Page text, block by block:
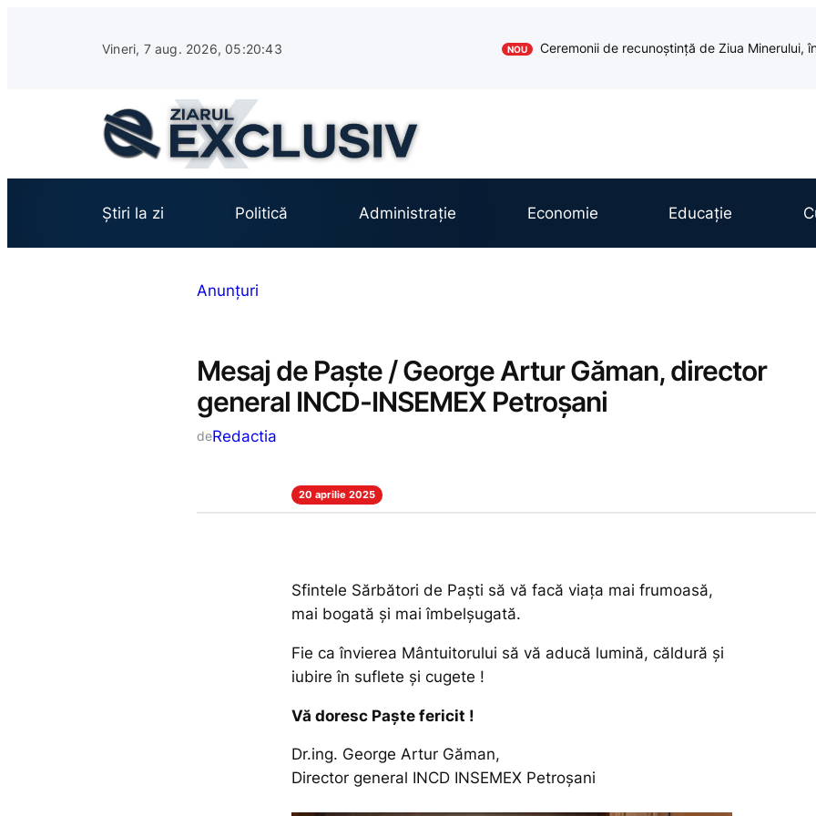
Vineri, 7 aug. 2026, 05:20:44 NOU Ceremonii de recunoștință de Ziua Minerului,
Știri la zi Politică Administrație Economie Educație
Anunțuri
Mesaj de Paște / George Artur Găman, director
general INCD-INSEMEX Petroșani
deRedactia
20 aprilie 2025
Sfintele Sărbători de Paşti să vă facă viaţa mai frumoasă,
mai bogată şi mai îmbelşugată.
Fie ca învierea Mântuitorului să vă aducă lumină, căldură şi
iubire în suflete şi cugete !
Vă doresc Paşte fericit !
Dr.ing. George Artur Găman,
Director general INCD INSEMEX Petroşani